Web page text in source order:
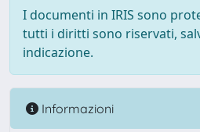
I documenti in IRIS sono
tutti i diritti sono riservati,
indicazione.
Informazioni